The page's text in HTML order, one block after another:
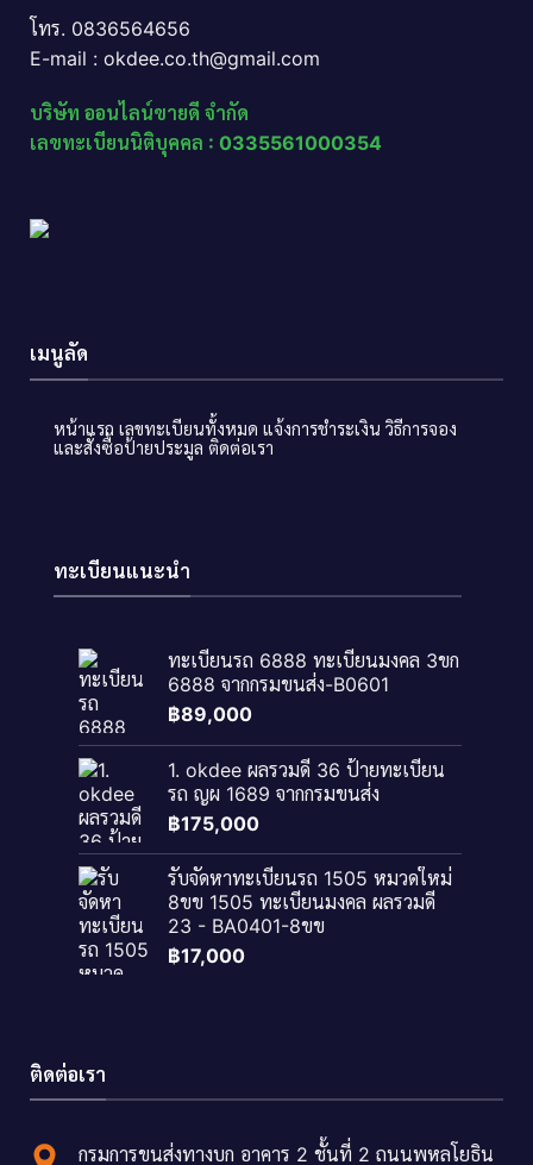
โทร. 0836564656
E-mail : okdee.co.th@gmail.com
บริษัท ออนไลน์ขายดี จำกัด
เลขทะเบียนนิติบุคคล : 0335561000354
เมนูลัด
หน้าแรก เลขทะเบียนทั้งหมด แจ้งการชำระเงิน วิธีการจอง
และสั่งซื้อป้ายประมูล ติดต่อเรา
ทะเบียนแนะนำ
ทะเบียนรถ 6888 ทะเบียนมงคล 3ขก
6888 จากกรมขนส่ง-B0601
฿89,000
1. okdee ผลรวมดี 36 ป้ายทะเบียน
รถ ญผ 1689 จากกรมขนส่ง
฿175,000
รับจัดหาทะเบียนรถ 1505 หมวดใหม่
8ขข 1505 ทะเบียนมงคล ผลรวมดี
23 - BA0401-8ขข
฿17,000
ติดต่อเรา
กรมการขนส่งทางบก อาคาร 2 ชั้นที่ 2 ถนนพหลโยธิน